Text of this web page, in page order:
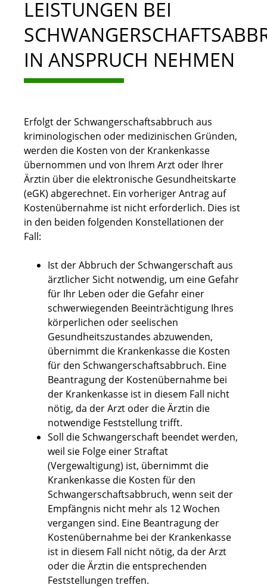
LEISTUNGEN BEI
IN ANSPRUCH NEHMEN
Erfolgt der Schwangerschaftsabbruch aus
kriminologischen oder medizinischen Gründen,
werden die Kosten von der Krankenkasse
übernommen und von Ihrem Arzt oder Ihrer
Ärztin über die elektronische Gesundheitskarte
(eGK) abgerechnet. Ein vorheriger Antrag auf
Kostenübernahme ist nicht erforderlich. Dies ist
in den beiden folgenden Konstellationen der
Fall:
Ist der Abbruch der Schwangerschaft aus
ärztlicher Sicht notwendig, um eine Gefahr
für Ihr Leben oder die Gefahr einer
schwerwiegenden Beeinträchtigung Ihres
körperlichen oder seelischen
Gesundheitszustandes abzuwenden,
übernimmt die Krankenkasse die Kosten
für den Schwangerschaftsabbruch. Eine
Beantragung der Kostenübernahme bei
der Krankenkasse ist in diesem Fall nicht
nötig, da der Arzt oder die Ärztin die
notwendige Feststellung trifft.
Soll die Schwangerschaft beendet werden,
weil sie Folge einer Straftat
(Vergewaltigung) ist, übernimmt die
Krankenkasse die Kosten für den
Schwangerschaftsabbruch, wenn seit der
Empfängnis nicht mehr als 12 Wochen
vergangen sind. Eine Beantragung der
Kostenübernahme bei der Krankenkasse
ist in diesem Fall nicht nötig, da der Arzt
oder die Ärztin die entsprechenden
Feststellungen treffen.